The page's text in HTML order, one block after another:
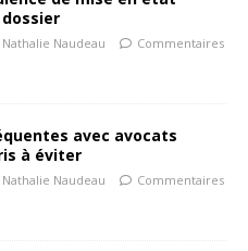
Nathalie Naudeau
Commentaires
avec avocats
à éviter
Nathalie Naudeau
Commentaires